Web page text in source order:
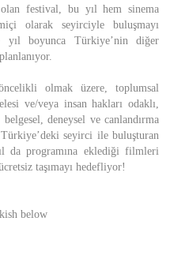
olan festival, bu yıl hem sinema
olarak seyirciyle buluşmayı
yıl boyunca Türkiye’nin diğer
olmak üzere, toplumsal
ve/veya insan hakları odaklı,
deneysel ve canlandırma
seyirci ile buluşturan
da programına eklediği filmleri
taşımayı hedefliyor!
below